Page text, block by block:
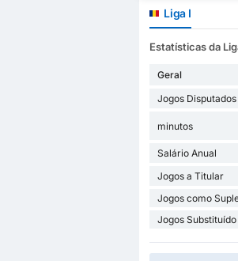
Liga I
Estatísticas da
Geral
Jogos Disputados
minutos
Salário Anual
Jogos a Titular
Jogos como
Jogos Substituído